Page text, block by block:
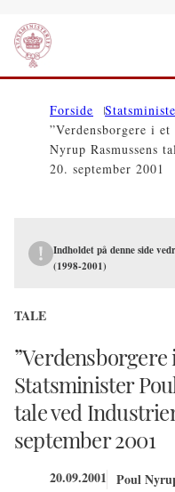
Gå til forsiden
Forside
”Verdensborgere i
Nyrup Rasmussens
20. september 2001
Indholdet på denne side
(1998-2001)
TALE
Statsminister
tale ved
september 2001
20.09.2001 Poul